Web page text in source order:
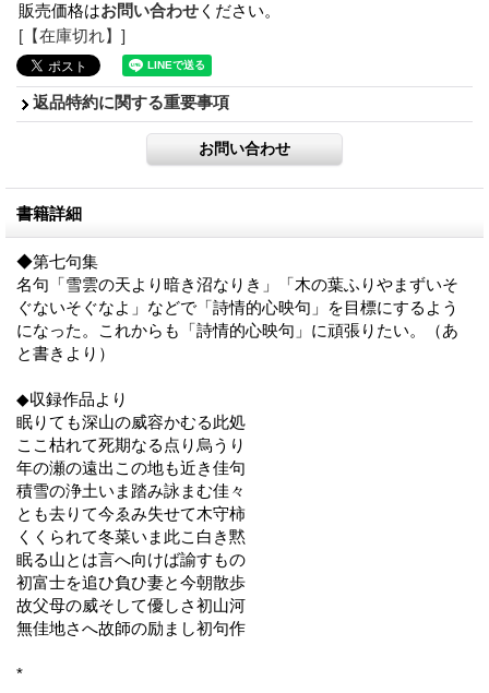
販売価格はお問い合わせ ください。
[【在庫切れ】]
返品特約に関する重要事項
書籍詳細
◆第七句集
名句「雪雲の天より暗き沼なりき」「木の葉ふりやまずいそ
ぐないそぐなよ」などで「詩情的心映句」を目標にするよう
になった。これからも「詩情的心映句」に頑張りたい。（あ
と書きより）
◆収録作品より
眠りても深山の威容かむる此処
ここ枯れて死期なる点り烏うり
年の瀬の遠出この地も近き佳句
積雪の浄土いま踏み詠まむ佳々
とも去りて今ゑみ失せて木守柿
くくられて冬菜いま此こ白き黙
眠る山とは言へ向けば諭すもの
初富士を追ひ負ひ妻と今朝散歩
故父母の威そして優しさ初山河
無佳地さへ故師の励まし初句作
*